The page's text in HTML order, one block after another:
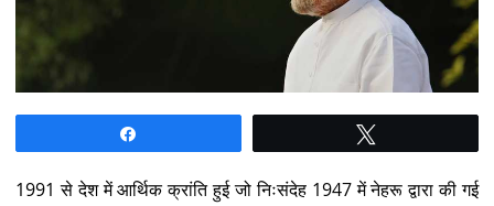
1991 से देश में आर्थिक क्रांति हुई जो निःसंदेह 1947 में नेहरू द्वारा की गई